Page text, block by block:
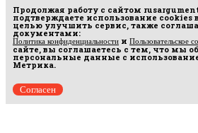
Продолжая работу с сайтом
подтверждаете использование cookies
целью улучшить сервис, также
документами:
Политика конфиденциальности и Пользовательское
сайте, вы соглашаетесь с тем, что мы
персональные данные с
Метрика.
Согласен